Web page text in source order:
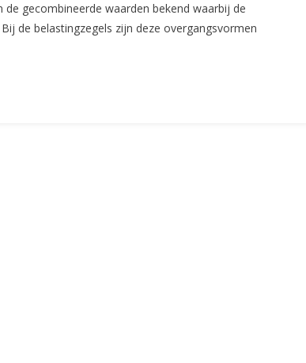
Euro,
Een
gecombineerde waarden bekend waarbij de
de belastingzegels zijn deze overgangsvormen